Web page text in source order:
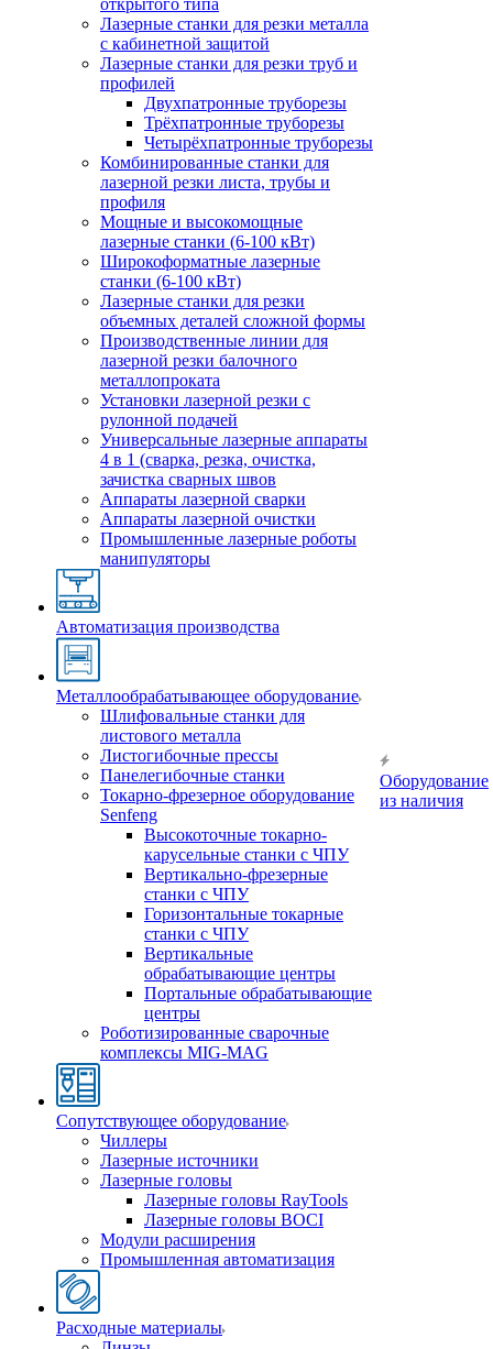
открытого типа
Лазерные станки для резки металла
с кабинетной защитой
Лазерные станки для резки труб и
профилей
Двухпатронные труборезы
Трёхпатронные труборезы
Четырёхпатронные труборезы
Комбинированные станки для
лазерной резки листа, трубы и
профиля
Мощные и высокомощные
лазерные станки (6-100 кВт)
Широкоформатные лазерные
станки (6-100 кВт)
Лазерные станки для резки
объемных деталей сложной формы
Производственные линии для
лазерной резки балочного
металлопроката
Установки лазерной резки с
рулонной подачей
Универсальные лазерные аппараты
4 в 1 (сварка, резка, очистка,
зачистка сварных швов
Аппараты лазерной сварки
Аппараты лазерной очистки
Промышленные лазерные роботы
манипуляторы
Автоматизация производства
Металлообрабатывающее оборудование
Шлифовальные станки для
листового металла
Листогибочные прессы
Панелегибочные станки
Токарно-фрезерное оборудование
Senfeng
Высокоточные токарно-
карусельные станки с ЧПУ
Вертикально-фрезерные
станки с ЧПУ
Горизонтальные токарные
станки с ЧПУ
Вертикальные
обрабатывающие центры
Портальные обрабатывающие
центры
Роботизированные сварочные
комплексы MIG-MAG
Сопутствующее оборудование
Чиллеры
Лазерные источники
Лазерные головы
Лазерные головы RayTools
Лазерные головы BOCI
Модули расширения
Промышленная автоматизация
Расходные материалы
Оборудование
из наличия